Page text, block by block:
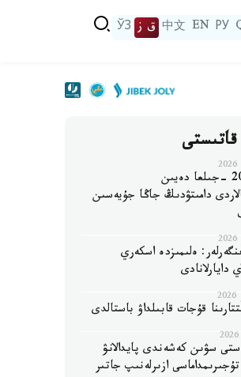
РУ
EN
中文 ق ز ЎЗ
قاتىستى
قازاقستان 2036 -جىلعا دەيىن
دامىتۋدىڭ جاڭا جۇيەسىن
ەلىمىزدە اسكەري
دايارلانادى
قۇجات قابىلداۋ باستالدى
سۋىن كەشەندى پايدالانۋ
ازىرلەنىپ جاتىر